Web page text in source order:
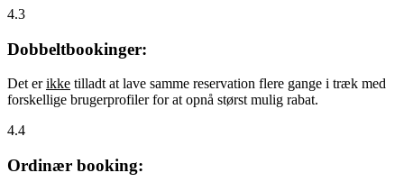
4.3
Dobbeltbookinger:
Det erikke tilladt at lave samme reservation flere gange i træk med
forskellige brugerprofiler for at opnå størst mulig rabat.
4.4
Ordinær booking: